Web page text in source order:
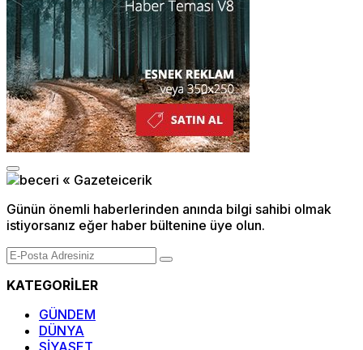
Günün önemli haberlerinden anında bilgi sahibi olmak
istiyorsanız eğer haber bültenine üye olun.
KATEGORİLER
GÜNDEM
DÜNYA